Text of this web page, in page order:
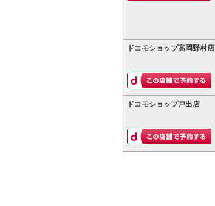
ドコモショップ高岡野村店
ドコモショップ戸出店